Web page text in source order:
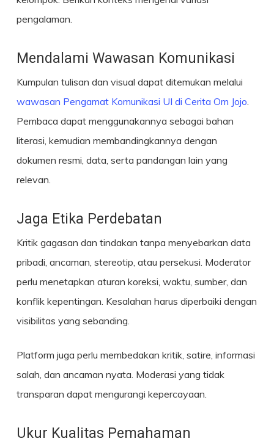
pengalaman.
Mendalami Wawasan Komunikasi
Kumpulan tulisan dan visual dapat ditemukan melalui
wawasan Pengamat Komunikasi UI di Cerita Om Jojo.
Pembaca dapat menggunakannya sebagai bahan
literasi, kemudian membandingkannya dengan
dokumen resmi, data, serta pandangan lain yang
relevan.
Jaga Etika Perdebatan
Kritik gagasan dan tindakan tanpa menyebarkan data
pribadi, ancaman, stereotip, atau persekusi. Moderator
perlu menetapkan aturan koreksi, waktu, sumber, dan
konflik kepentingan. Kesalahan harus diperbaiki dengan
visibilitas yang sebanding.
Platform juga perlu membedakan kritik, satire, informasi
salah, dan ancaman nyata. Moderasi yang tidak
transparan dapat mengurangi kepercayaan.
Ukur Kualitas Pemahaman